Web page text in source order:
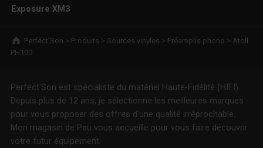
Exposure XM3
Breadcrumbs navigation
Perfect’Son > Produits > Sources vinyles > Préamplis phono > Atoll
PH100
Perfect'Son est spécialiste du matériel Haute-Fidélité (HIFI).
Depuis plus de 12 ans, je sélectionne les meilleures marques
pour vous proposer des offres d'une qualité irréprochable.
Mon magasin de Pau vous accueille pour vous faire découvrir
votre futur équipement.